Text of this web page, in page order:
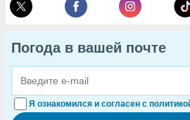
Погода в вашей почте
Я ознакомился и согласен с